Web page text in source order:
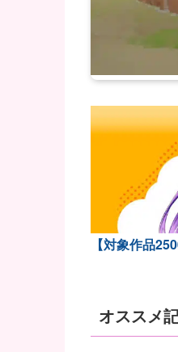
【対象作品
オススメ